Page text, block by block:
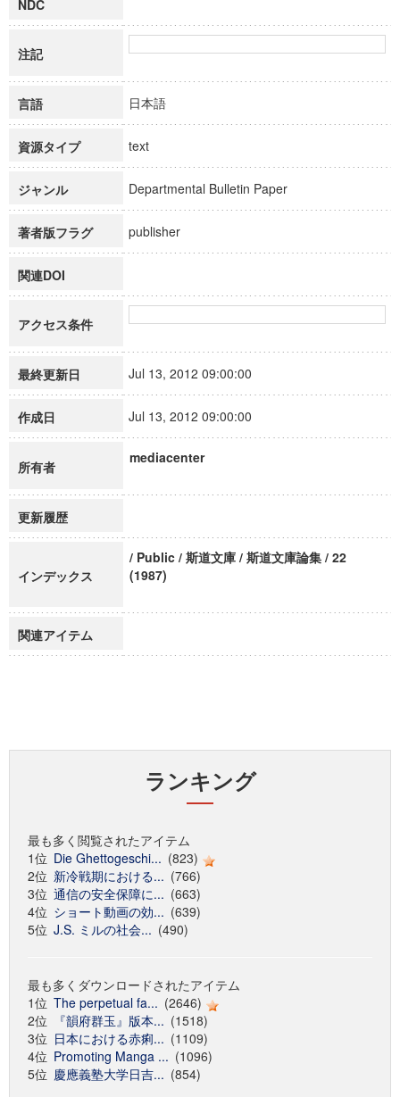
NDC
注記
言語 日本語
資源タイプ text
ジャンル Departmental Bulletin Paper
著者版フラグ publisher
関連DOI
アクセス条件
最終更新日 Jul 13, 2012 09:00:00
作成日 Jul 13, 2012 09:00:00
所有者
mediacenter
更新履歴
インデックス
/ Public / 斯道文庫 / 斯道文庫論集 / 22
(1987)
関連アイテム
ランキング
最も多く閲覧されたアイテム
1位 Die Ghettogeschi... (823)
2位 新冷戦期における... (766)
3位 通信の安全保障に... (663)
4位 ショート動画の効... (639)
5位 J.S. ミルの社会... (490)
最も多くダウンロードされたアイテム
1位 The perpetual fa... (2646)
2位
『韻府群玉』版本... (1518)
3位 日本における赤痢... (1109)
4位 Promoting Manga ... (1096)
5位 慶應義塾大学日吉... (854)